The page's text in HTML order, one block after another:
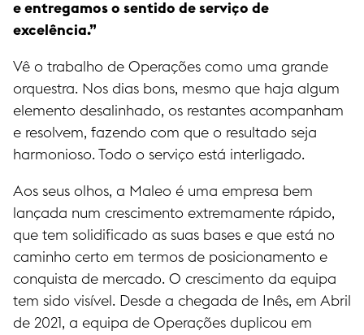
e entregamos o sentido de serviço de
excelência.”
Vê o trabalho de Operações como uma grande
orquestra. Nos dias bons, mesmo que haja algum
elemento desalinhado, os restantes acompanham
e resolvem, fazendo com que o resultado seja
harmonioso. Todo o serviço está interligado.
Aos seus olhos, a Maleo é uma empresa bem
lançada num crescimento extremamente rápido,
que tem solidificado as suas bases e que está no
caminho certo em termos de posicionamento e
conquista de mercado. O crescimento da equipa
tem sido visível. Desde a chegada de Inês, em Abril
de 2021, a equipa de Operações duplicou em